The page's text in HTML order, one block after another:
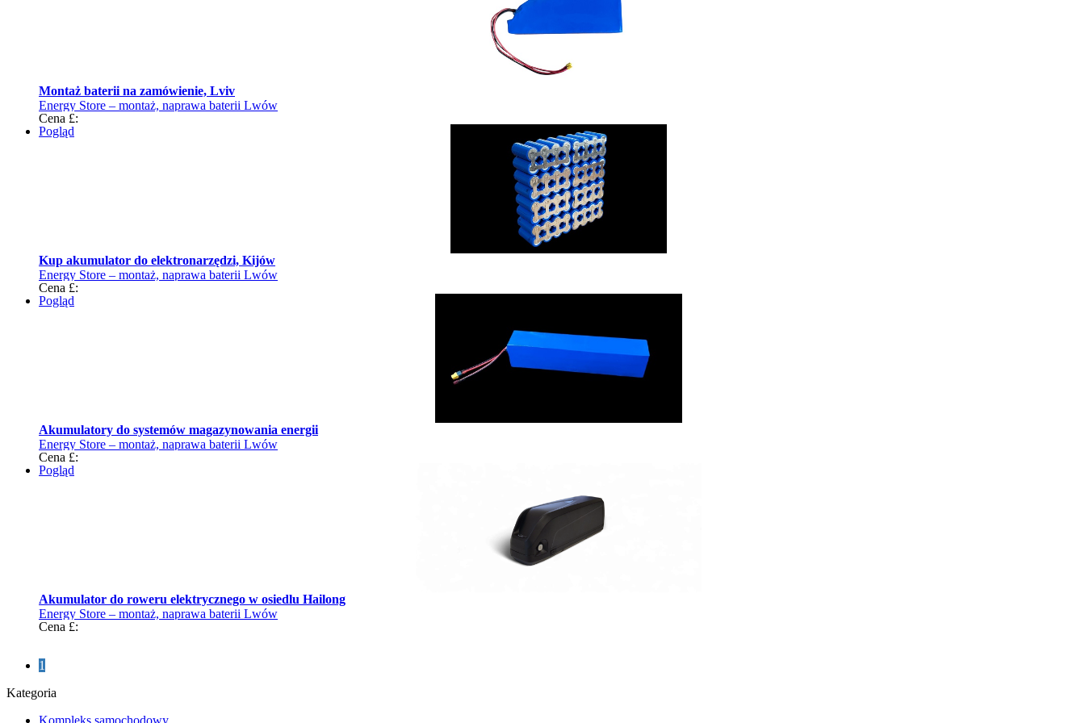
Montaż baterii na zamówienie, Lviv
Energy Store – montaż, naprawa baterii Lwów
Cena £:
Pogląd
Kup akumulator do elektronarzędzi, Kijów
Energy Store – montaż, naprawa baterii Lwów
Cena £:
Pogląd
Akumulatory do systemów magazynowania energii
Energy Store – montaż, naprawa baterii Lwów
Cena £:
Pogląd
Akumulator do roweru elektrycznego w osiedlu Hailong
Energy Store – montaż, naprawa baterii Lwów
Cena £:
1
Kategoria